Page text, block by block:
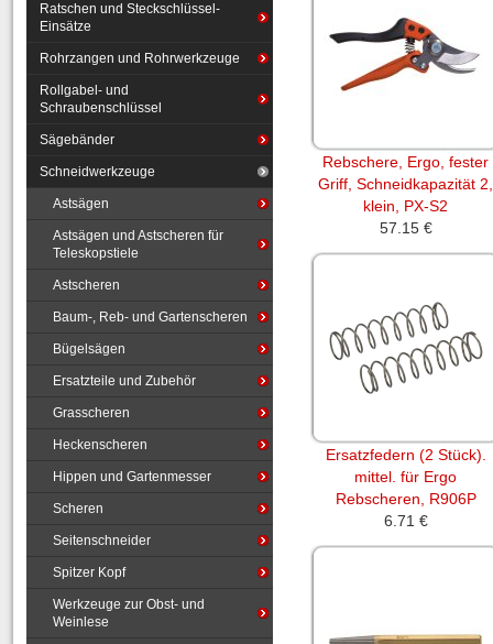
Rebschere, Ergo, fester
Griff, Schneidkapazität 2,
klein, PX-S2
57.15 €
Ersatzfedern (2 Stück).
mittel. für Ergo
Rebscheren, R906P
6.71 €
Ratschen und Steckschlüssel-
Einsätze
Rohrzangen und Rohrwerkzeuge
Rollgabel- und
Schraubenschlüssel
Sägebänder
Schneidwerkzeuge
Astsägen
Astsägen und Astscheren für
Teleskopstiele
Astscheren
Baum-, Reb- und Gartenscheren
Bügelsägen
Ersatzteile und Zubehör
Grasscheren
Heckenscheren
Hippen und Gartenmesser
Scheren
Seitenschneider
Spitzer Kopf
Werkzeuge zur Obst- und
Weinlese